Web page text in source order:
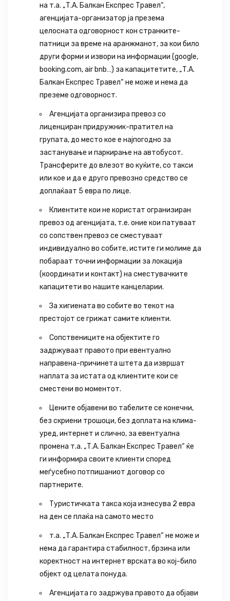
на т.а. „Т.А. Балкан Експрес Травел“,
агенцијата-организатор ја презема
целосната одговорност кон странките-
патници за време на аранжманот, за кои било
други форми и извори на информации (google,
booking.com, air bnb…) за капацитетите, „Т.А.
Балкан Експрес Травел“ не може и нема да
преземе одговорност.
Агенцијата организира превоз со
лиценциран придружник-пратител на
групата, до место кое е најпогодно за
застанување и паркирање на автобусот.
Трансферите до влезот во куќите, со такси
или кое и да е друго превозно средство се
доплаќаат 5 евра по лице.
Клиентите кои не користат огранизиран
превоз од агенцијата, т.е. оние кои патуваат
со сопствен превоз се сместуваат
индивидуално во собите, истите ги молиме да
побараат точни информации за локација
(координати и контакт) на сместувачките
капацитети во нашите канцеларии.
За хигиената во собите во текот на
престојот се грижат самите клиенти.
Сопствениците на објектите го
задржуваат правото при евентуално
направена-причинета штета да извршат
наплата за истата од клиентите кои се
сместени во моментот.
Цените објавени во табелите се конечни,
без скриени трошоци, без доплата на клима-
уред, интернет и слично, за евентуална
промена т.а. „Т.А. Балкан Експрес Травел“ ќе
ги информира своите клиенти според
меѓусебно потпишаниот договор со
партнерите.
Туристичката такса која изнесува 2 евра
на ден се плаќа на самото место
т.а. „Т.А. Балкан Експрес Травел“ не може и
нема да гарантира стабилност, брзина или
коректност на интернет врската во кој-било
објект од целата понуда.
Агенцијата го задржува правото да објави